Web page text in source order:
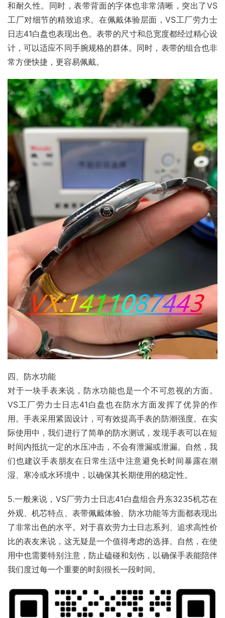
和耐久性。同时，表带背面的字体也非常清晰，突出了VS
工厂对细节的精致追求。在佩戴体验层面，VS工厂劳力士
日志41白盘也表现出色。表带的尺寸和总宽度都经过精心设
计，可以适应不同手腕规格的群体。同时，表带的组合也非
常方便快捷，更容易佩戴。
四、防水功能
对于一块手表来说，防水功能也是一个不可忽视的方面。
VS工厂劳力士日志41白盘也在防水方面发挥了优异的作
用。手表采用紧固设计，可有效提高手表的防潮强度。在实
际使用中，我们进行了简单的防水测试，发现手表可以在短
时间内抵抗一定的水压冲击，不会有泄漏或泄漏。自然，我
们也建议手表朋友在日常生活中注意避免长时间暴露在潮
湿、寒冷或水环境中，以确保其长期使用的稳定性。
5.一般来说，VS厂劳力士日志41白盘组合丹东3235机芯在
外观、机芯特点、表带佩戴体验、防水功能等方面都表现出
了非常出色的水平。对于喜欢劳力士日志系列、追求高性价
比的表友来说，这无疑是一个值得考虑的选择。自然，在使
用中也需要特别注意，防止磕碰和划伤，以确保手表能陪伴
我们度过每一个重要的时刻很长一段时间。